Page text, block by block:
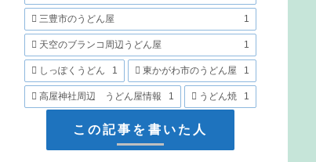
三豊市のうどん屋 1
天空のブランコ周辺うどん屋 1
しっぽくうどん 1 東かがわ市のうどん屋 1
高屋神社周辺 うどん屋情報 1 うどん焼 1
この記事を書いた人